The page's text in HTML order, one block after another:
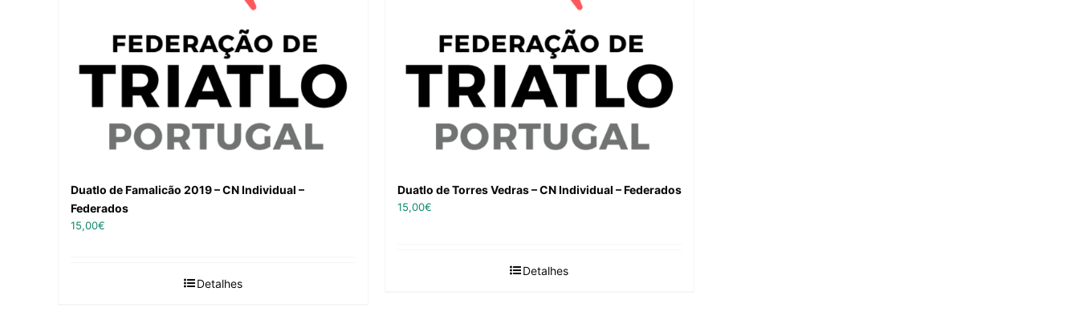
Duatlo de Famalicão 2019 – CN Individual –
Federados
15,00€
Detalhes
Duatlo de Torres Vedras – CN Individual – Federados
15,00€
Detalhes